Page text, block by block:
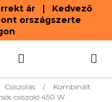
ár | Kedvező
országszerte
KOSÁR
Csiszolás /
Kombinált
csiszoló 450 W